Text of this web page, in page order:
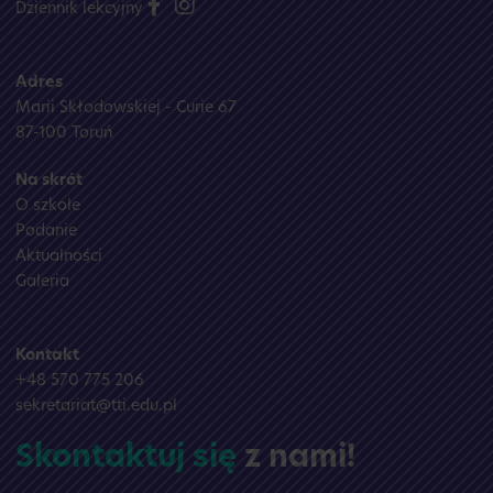
Dziennik lekcyjny
Adres
Marii Skłodowskiej - Curie 67
87-100 Toruń
Na skrót
O szkole
Podanie
Aktualności
Galeria
Kontakt
+48 570 775 206
sekretariat@tti.edu.pl
Skontaktuj się z nami!